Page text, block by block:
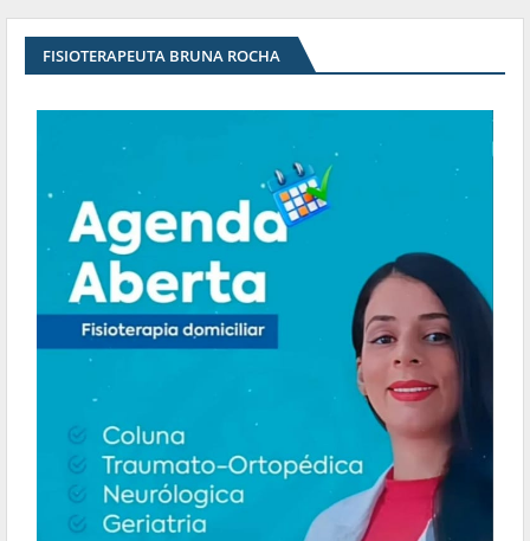
FISIOTERAPEUTA BRUNA ROCHA